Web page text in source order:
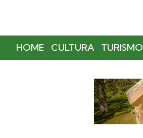
HOME CULTURA TURISMO